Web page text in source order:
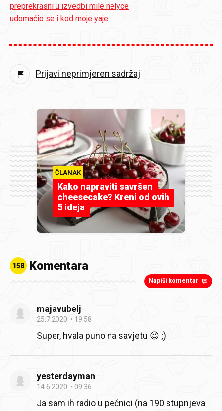
preprekrasni u izvedbi mile nelyce
udomaćio se i kod moje yaje
Prijavi neprimjeren sadržaj
ČLANAK
Kako napraviti savršen
cheesecake? Kreni od ovih
5 ideja
158 Komentara
Napiši komentar
majavubelj
25.7.2020. 19:58
Super, hvala puno na savjetu 😉 ;)
yesterdayman
14.6.2020. 09:36
Ja sam ih radio u pećnici (na 190 stupnjeva